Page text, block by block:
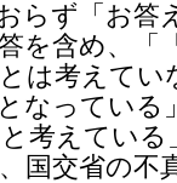
らず「お答
を含め、「
は考えてい
なっている
考えている
国交省の不